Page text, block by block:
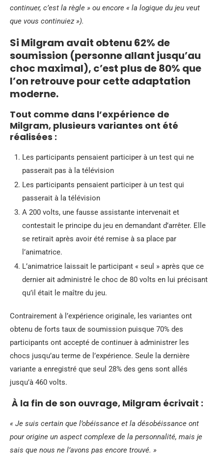
continuer, c’est la règle » ou encore « la logique du jeu veut
que vous continuiez »).
Si Milgram avait obtenu 62% de
soumission (personne allant jusqu’au
choc maximal), c’est plus de 80% que
l’on retrouve pour cette adaptation
moderne.
Tout comme dans l’expérience de
Milgram, plusieurs variantes ont été
réalisées :
Les participants pensaient participer à un test qui ne
passerait pas à la télévision
Les participants pensaient participer à un test qui
passerait à la télévision
A 200 volts, une fausse assistante intervenait et
contestait le principe du jeu en demandant d’arrêter. Elle
se retirait après avoir été remise à sa place par
l’animatrice.
L’animatrice laissait le participant « seul » après que ce
dernier ait administré le choc de 80 volts en lui précisant
qu’il était le maître du jeu.
Contrairement à l’expérience originale, les variantes ont
obtenu de forts taux de soumission puisque 70% des
participants ont accepté de continuer à administrer les
chocs jusqu’au terme de l’expérience. Seule la dernière
variante a enregistré que seul 28% des gens sont allés
jusqu’à 460 volts.
À la fin de son ouvrage, Milgram écrivait :
« Je suis certain que l’obéissance et la désobéissance ont
pour origine un aspect complexe de la personnalité, mais je
sais que nous ne l’avons pas encore trouvé. »